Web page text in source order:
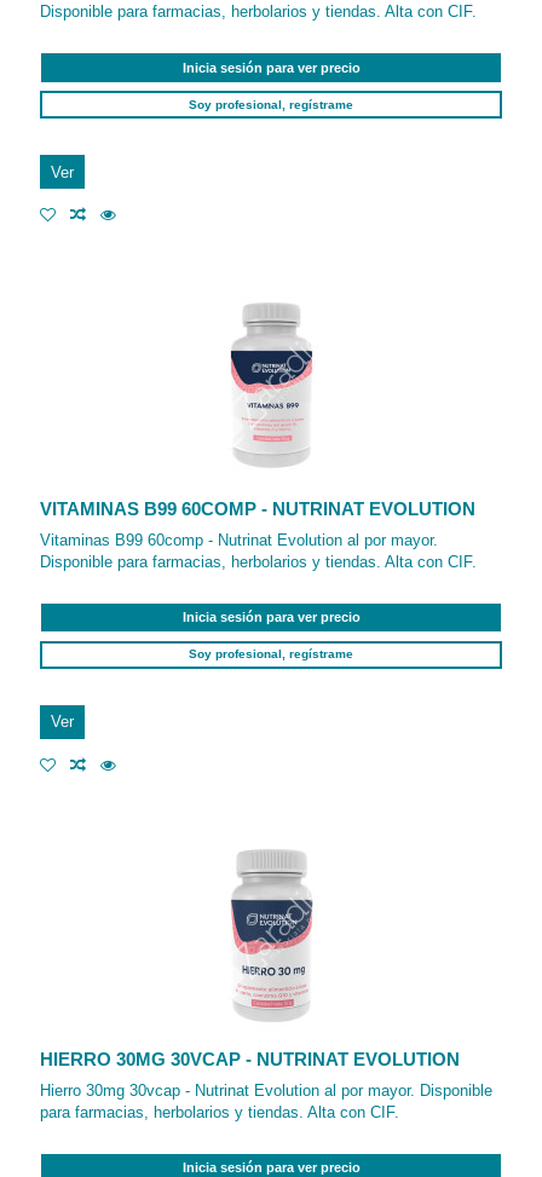
Disponible para farmacias, herbolarios y tiendas. Alta con CIF.
Inicia sesión para ver precio
Soy profesional, regístrame
Ver
VITAMINAS B99 60COMP - NUTRINAT EVOLUTION
Vitaminas B99 60comp - Nutrinat Evolution al por mayor.
Disponible para farmacias, herbolarios y tiendas. Alta con CIF.
Inicia sesión para ver precio
Soy profesional, regístrame
Ver
HIERRO 30MG 30VCAP - NUTRINAT EVOLUTION
Hierro 30mg 30vcap - Nutrinat Evolution al por mayor. Disponible
para farmacias, herbolarios y tiendas. Alta con CIF.
Inicia sesión para ver precio